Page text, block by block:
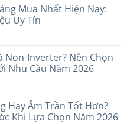
Mua Nhất Hiện Nay:
Uy Tín
Non-Inverter? Nên Chọn
Nhu Cầu Năm 2026
Hay Âm Trần Tốt Hơn?
Khi Lựa Chọn Năm 2026